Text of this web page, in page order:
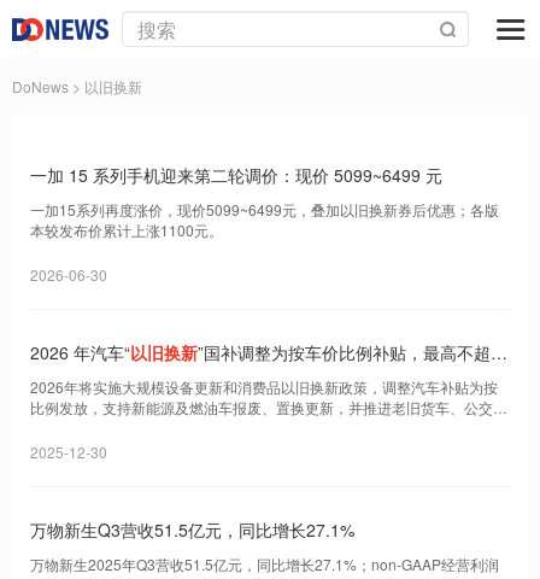
DoNews > 以旧换新
一加 15 系列手机迎来第二轮调价：现价 5099~6499 元
一加15系列再度涨价，现价5099~6499元，叠加以旧换新券后优惠；各版
本较发布价累计上涨1100元。
2026-06-30
2026 年汽车“以旧换新”国补调整为按车价比例补贴，最高不超过
2 万元
2026年将实施大规模设备更新和消费品以旧换新政策，调整汽车补贴为按
比例发放，支持新能源及燃油车报废、置换更新，并推进老旧货车、公交
2025-12-30
万物新生Q3营收51.5亿元，同比增长27.1%
万物新生2025年Q3营收51.5亿元，同比增长27.1%；non-GAAP经营利润